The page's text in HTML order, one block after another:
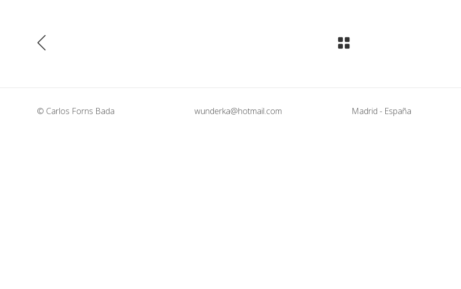
© Carlos Forns Bada wunderka@hotmail.com Madrid - España